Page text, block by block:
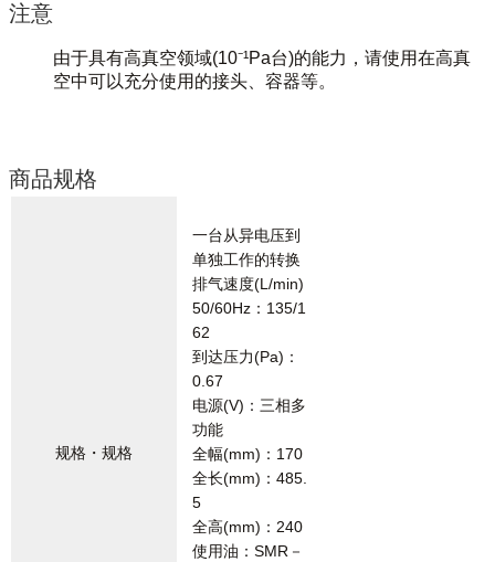
注意
由于具有高真空领域(10⁻¹Pa台)的能力，请使用在高真
空中可以充分使用的接头、容器等。
商品规格
规格・规格
一台从异电压到
单独工作的转换
排气速度(L/min)
50/60Hz：135/1
62
到达压力(Pa)：
0.67
电源(V)：三相多
功能
全幅(mm)：170
全长(mm)：485.
5
全高(mm)：240
使用油：SMR－